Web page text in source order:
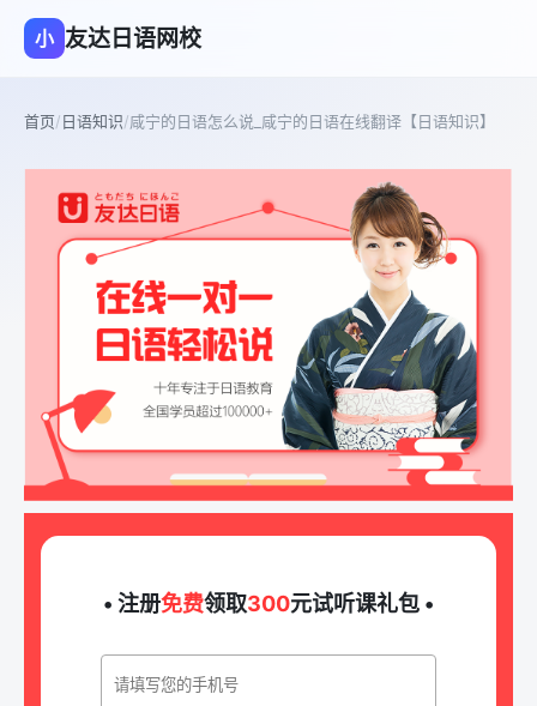
小 友达日语网校
首页/日语知识/咸宁的日语怎么说_咸宁的日语在线翻译【日语知识】
• 注册免费领取300元试听课礼包 •